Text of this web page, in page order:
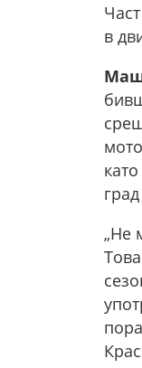
в
„Не